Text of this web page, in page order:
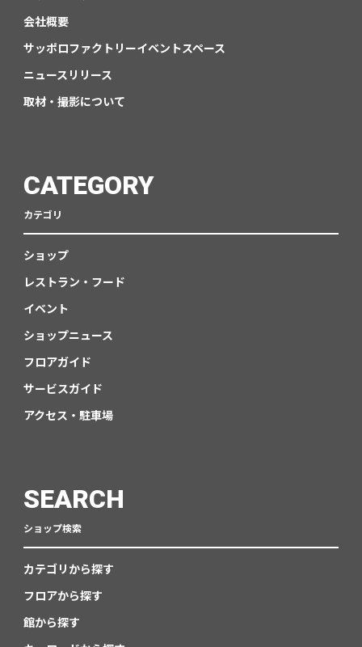
会社概要
サッポロファクトリーイベントスペース
ニュースリリース
取材・撮影について
CATEGORY
カテゴリ
ショップ
レストラン・フード
イベント
ショップニュース
フロアガイド
サービスガイド
アクセス・駐車場
SEARCH
ショップ検索
カテゴリから探す
フロアから探す
館から探す